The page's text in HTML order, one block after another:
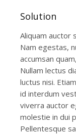
Solution
Aliquam auctor
Nam egestas,
accumsan
Nullam lectus
luctus nisi.
id interdum
viverra auctor
molestie in dui
Pellentesque